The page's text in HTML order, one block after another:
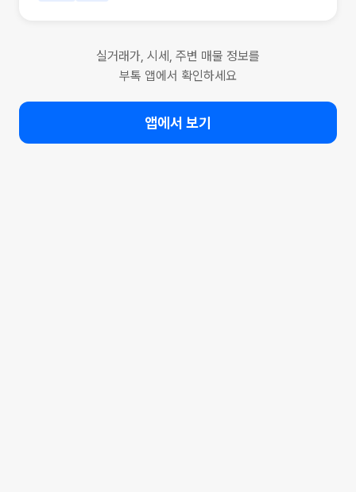
실거래가, 시세, 주변 매물 정보를
부톡 앱에서 확인하세요
앱에서 보기